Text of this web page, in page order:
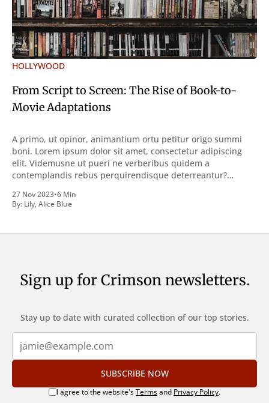
HOLLYWOOD
From Script to Screen: The Rise of Book-to-
Movie Adaptations
A primo, ut opinor, animantium ortu petitur origo summi
boni. Lorem ipsum dolor sit amet, consectetur adipiscing
elit. Videmusne ut pueri ne verberibus quidem a
contemplandis rebus perquirendisque deterreantur?
inveniri verbum potest quod magis idem declaret Latine,
quod Graece, quam declarat voluptas. Duo
27 Nov 2023•6 Min
By: Lily,Alice Blue
Sign up for Crimson newsletters.
Stay up to date with curated collection of our top stories.
SUBSCRIBE NOW
I agree to the website'sTermsand Privacy Policy.